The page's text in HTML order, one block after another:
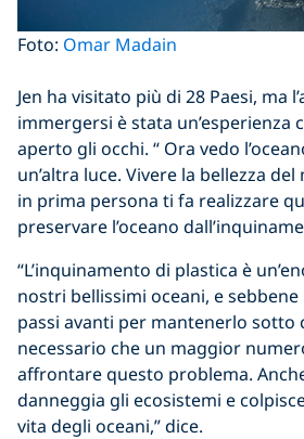
Foto: Omar Madain
Jen ha visitato più di 28 Paesi, ma
immergersi è stata un’esperienza
aperto gli occhi. “ Ora vedo
un’altra luce. Vivere la bellezza
in prima persona ti fa realizzare
preservare l’oceano
“L’inquinamento di plastica è
nostri bellissimi oceani, e
passi avanti per mantenerlo sotto
necessario che un maggior
affrontare questo problema.
danneggia gli ecosistemi e
vita degli oceani,” dice.